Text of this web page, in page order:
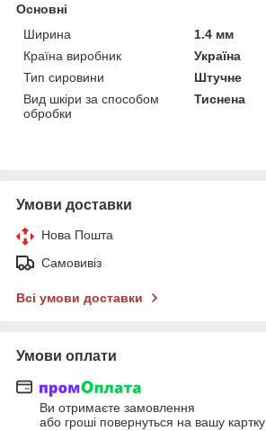
Основні
Ширина
1.4 мм
Країна виробник
Україна
Тип сировини
Штучне
Вид шкіри за способом
обробки
Тиснена
Умови доставки
Нова Пошта
Самовивіз
Всі умови доставки
Умови оплати
Ви отримаєте замовлення
або гроші повернуться на вашу картку